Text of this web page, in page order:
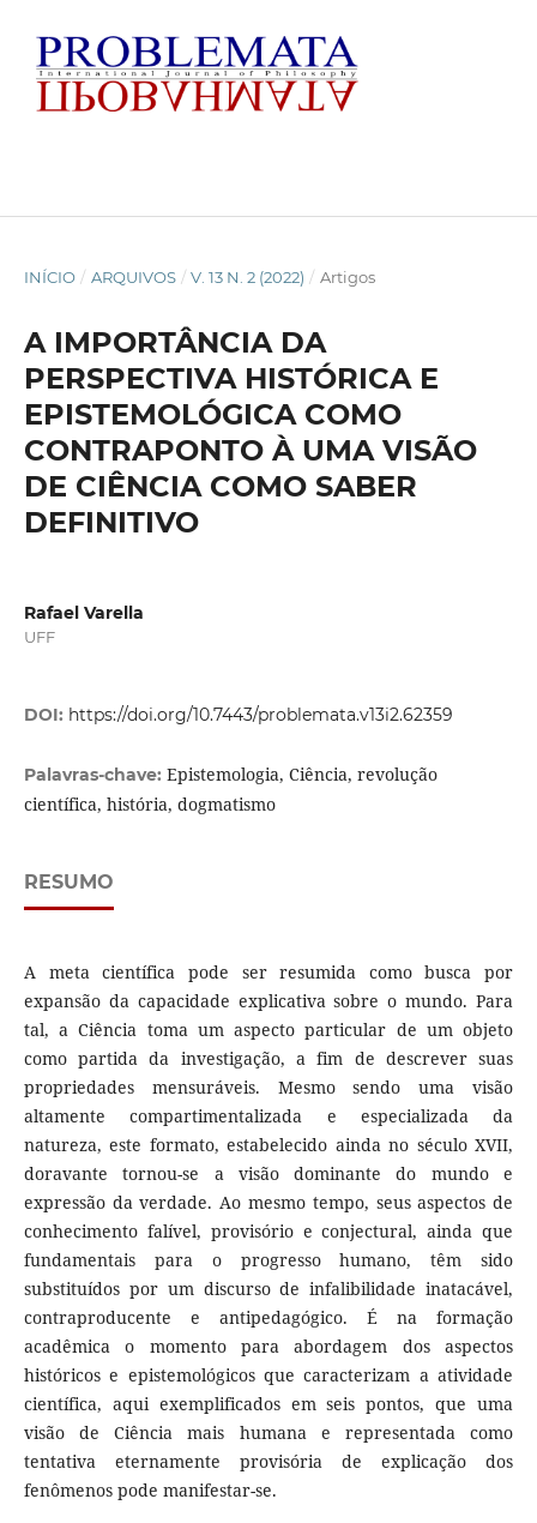
INÍCIO / ARQUIVOS / V. 13 N. 2 (2022) / Artigos
A IMPORTÂNCIA DA
PERSPECTIVA HISTÓRICA E
EPISTEMOLÓGICA COMO
CONTRAPONTO À UMA VISÃO
DE CIÊNCIA COMO SABER
DEFINITIVO
Rafael Varella
UFF
DOI: https://doi.org/10.7443/problemata.v13i2.62359
Palavras-chave: Epistemologia, Ciência, revolução
científica, história, dogmatismo
RESUMO
A meta científica pode ser resumida como busca por
expansão da capacidade explicativa sobre o mundo. Para
tal, a Ciência toma um aspecto particular de um objeto
como partida da investigação, a fim de descrever suas
propriedades mensuráveis. Mesmo sendo uma visão
altamente compartimentalizada e especializada da
natureza, este formato, estabelecido ainda no século XVII,
doravante tornou-se a visão dominante do mundo e
expressão da verdade. Ao mesmo tempo, seus aspectos de
conhecimento falível, provisório e conjectural, ainda que
fundamentais para o progresso humano, têm sido
substituídos por um discurso de infalibilidade inatacável,
contraproducente e antipedagógico. É na formação
acadêmica o momento para abordagem dos aspectos
históricos e epistemológicos que caracterizam a atividade
científica, aqui exemplificados em seis pontos, que uma
visão de Ciência mais humana e representada como
tentativa eternamente provisória de explicação dos
fenômenos pode manifestar-se.